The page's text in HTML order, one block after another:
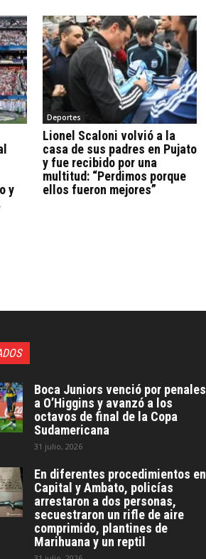
y
Deportes
Lionel Scaloni volvió a la
casa de sus padres en Pujato
y fue recibido por una
multitud: “Perdimos porque
ellos fueron mejores”
Boca Juniors venció por penales
a O’Higgins y avanzó a los
octavos de final de la Copa
Sudamericana
31 julio, 2026
En diferentes procedimientos en
Capital y Ambato, policías
arrestaron a dos personas,
secuestraron un rifle de aire
comprimido, plantines de
Marihuana y un reptil